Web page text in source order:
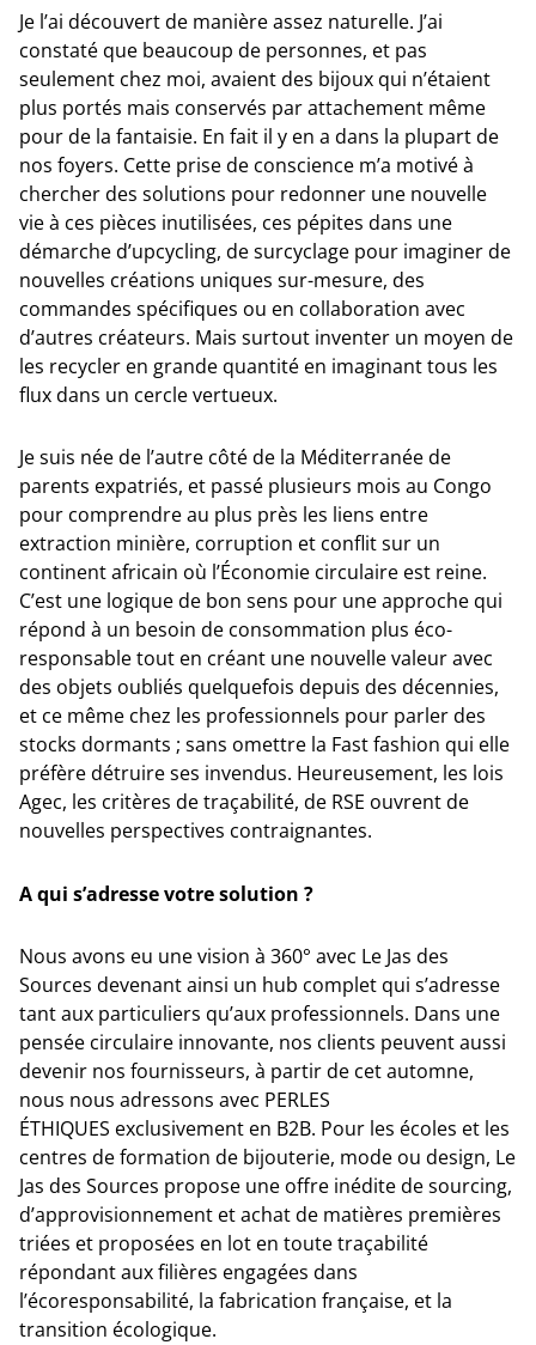
Je l’ai découvert de manière assez naturelle. J’ai
constaté que beaucoup de personnes, et pas
seulement chez moi, avaient des bijoux qui n’étaient
plus portés mais conservés par attachement même
pour de la fantaisie. En fait il y en a dans la plupart de
nos foyers. Cette prise de conscience m’a motivé à
chercher des solutions pour redonner une nouvelle
vie à ces pièces inutilisées, ces pépites dans une
démarche d’upcycling, de surcyclage pour imaginer de
nouvelles créations uniques sur-mesure, des
commandes spécifiques ou en collaboration avec
d’autres créateurs. Mais surtout inventer un moyen de
les recycler en grande quantité en imaginant tous les
flux dans un cercle vertueux.
Je suis née de l’autre côté de la Méditerranée de
parents expatriés, et passé plusieurs mois au Congo
pour comprendre au plus près les liens entre
extraction minière, corruption et conflit sur un
continent africain où l’Économie circulaire est reine.
C’est une logique de bon sens pour une approche qui
répond à un besoin de consommation plus éco-
responsable tout en créant une nouvelle valeur avec
des objets oubliés quelquefois depuis des décennies,
et ce même chez les professionnels pour parler des
stocks dormants ; sans omettre la Fast fashion qui elle
préfère détruire ses invendus. Heureusement, les lois
Agec, les critères de traçabilité, de RSE ouvrent de
nouvelles perspectives contraignantes.
A qui s’adresse votre solution ?
Nous avons eu une vision à 360° avec Le Jas des
Sources devenant ainsi un hub complet qui s’adresse
tant aux particuliers qu’aux professionnels. Dans une
pensée circulaire innovante, nos clients peuvent aussi
devenir nos fournisseurs, à partir de cet automne,
nous nous adressons avec PERLES
ÉTHIQUES exclusivement en B2B. Pour les écoles et les
centres de formation de bijouterie, mode ou design, Le
Jas des Sources propose une offre inédite de sourcing,
d’approvisionnement et achat de matières premières
triées et proposées en lot en toute traçabilité
répondant aux filières engagées dans
l’écoresponsabilité, la fabrication française, et la
transition écologique.